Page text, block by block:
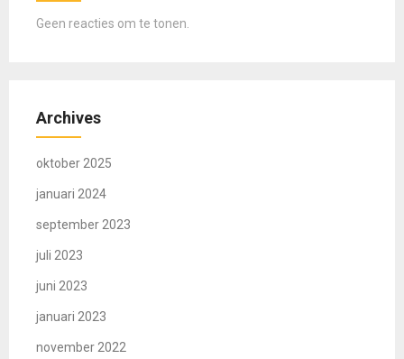
Geen reacties om te tonen.
Archives
oktober 2025
januari 2024
september 2023
juli 2023
juni 2023
januari 2023
november 2022